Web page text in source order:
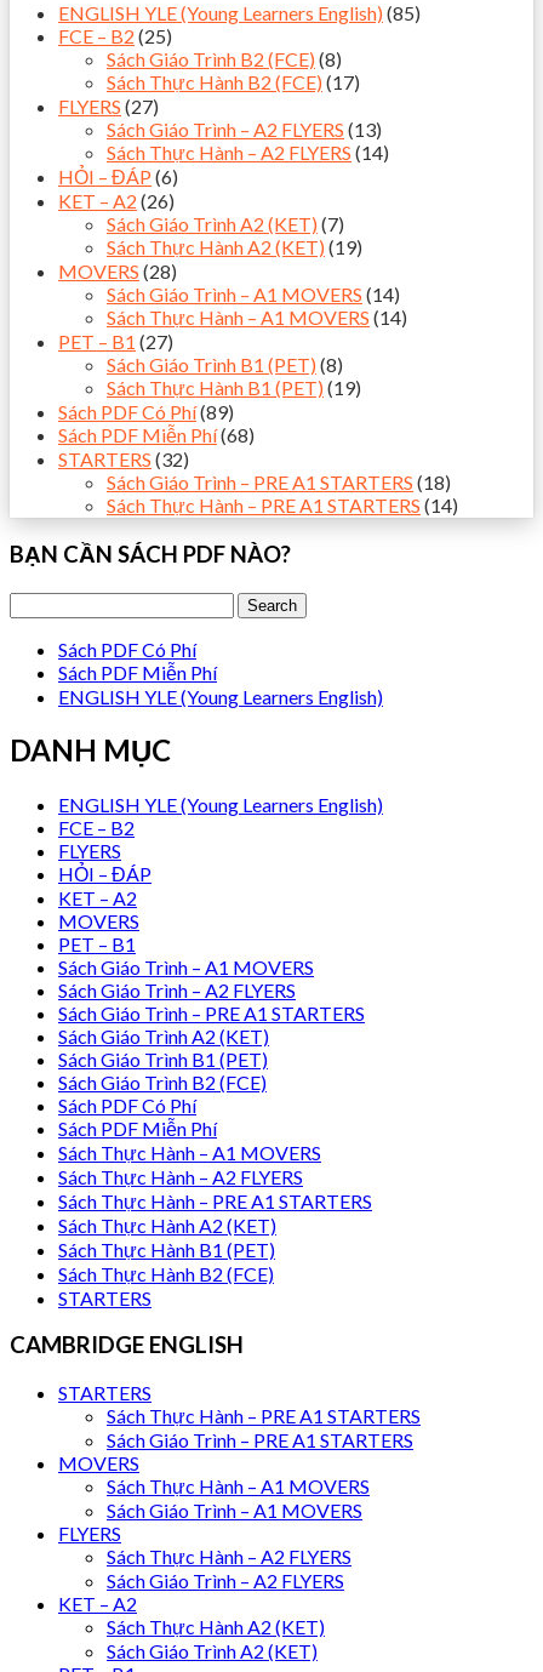
ENGLISH YLE (Young Learners English) (85)
FCE – B2 (25)
Sách Giáo Trình B2 (FCE) (8)
Sách Thực Hành B2 (FCE) (17)
FLYERS (27)
Sách Giáo Trình – A2 FLYERS (13)
Sách Thực Hành – A2 FLYERS (14)
HỎI – ĐÁP (6)
KET – A2 (26)
Sách Giáo Trình A2 (KET) (7)
Sách Thực Hành A2 (KET) (19)
MOVERS (28)
Sách Giáo Trình – A1 MOVERS (14)
Sách Thực Hành – A1 MOVERS (14)
PET – B1 (27)
Sách Giáo Trình B1 (PET) (8)
Sách Thực Hành B1 (PET) (19)
Sách PDF Có Phí(89)
Sách PDF Miễn Phí(68)
STARTERS (32)
Sách Giáo Trình – PRE A1 STARTERS (18)
Sách Thực Hành – PRE A1 STARTERS (14)
BẠN CẦN SÁCH PDF NÀO?
Sách PDF Có Phí
Sách PDF Miễn Phí
ENGLISH YLE (Young Learners English)
DANH MỤC
ENGLISH YLE (Young Learners English)
FCE – B2
FLYERS
HỎI – ĐÁP
KET – A2
MOVERS
PET – B1
Sách Giáo Trình – A1 MOVERS
Sách Giáo Trình – A2 FLYERS
Sách Giáo Trình – PRE A1 STARTERS
Sách Giáo Trình A2 (KET)
Sách Giáo Trình B1 (PET)
Sách Giáo Trình B2 (FCE)
Sách PDF Có Phí
Sách PDF Miễn Phí
Sách Thực Hành – A1 MOVERS
Sách Thực Hành – A2 FLYERS
Sách Thực Hành – PRE A1 STARTERS
Sách Thực Hành A2 (KET)
Sách Thực Hành B1 (PET)
Sách Thực Hành B2 (FCE)
STARTERS
CAMBRIDGE ENGLISH
STARTERS
Sách Thực Hành – PRE A1 STARTERS
Sách Giáo Trình – PRE A1 STARTERS
MOVERS
Sách Thực Hành – A1 MOVERS
Sách Giáo Trình – A1 MOVERS
FLYERS
Sách Thực Hành – A2 FLYERS
Sách Giáo Trình – A2 FLYERS
KET – A2
Sách Thực Hành A2 (KET)
Sách Giáo Trình A2 (KET)